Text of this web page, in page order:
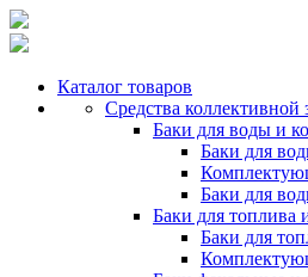
Каталог товаров
Средства коллективной
Баки для воды и
Баки для
Баки для
Баки для
Баки для